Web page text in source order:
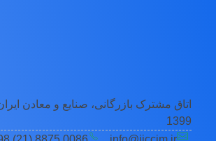
اتاق مشترک بازرگانی، صنایع و معادن ایران
1399